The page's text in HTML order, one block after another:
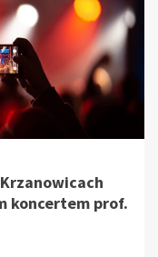
koncertem prof.